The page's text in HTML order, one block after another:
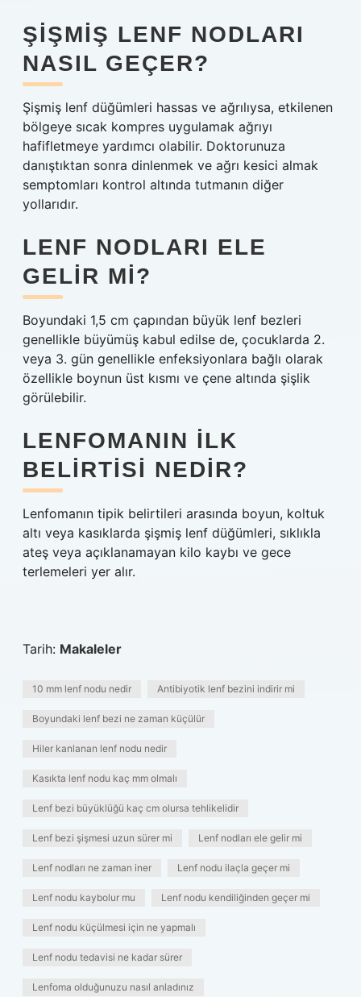
ŞIŞMIŞ LENF NODLARI
NASIL GEÇER?
Şişmiş lenf düğümleri hassas ve ağrılıysa, etkilenen
bölgeye sıcak kompres uygulamak ağrıyı
hafifletmeye yardımcı olabilir. Doktorunuza
danıştıktan sonra dinlenmek ve ağrı kesici almak
semptomları kontrol altında tutmanın diğer
yollarıdır.
LENF NODLARI ELE
GELIR MI?
Boyundaki 1,5 cm çapından büyük lenf bezleri
genellikle büyümüş kabul edilse de, çocuklarda 2.
veya 3. gün genellikle enfeksiyonlara bağlı olarak
özellikle boynun üst kısmı ve çene altında şişlik
görülebilir.
LENFOMANIN ILK
BELIRTISI NEDIR?
Lenfomanın tipik belirtileri arasında boyun, koltuk
altı veya kasıklarda şişmiş lenf düğümleri, sıklıkla
ateş veya açıklanamayan kilo kaybı ve gece
terlemeleri yer alır.
Tarih: Makaleler
10 mm lenf nodu nedir Antibiyotik lenf bezini indirir mi
Boyundaki lenf bezi ne zaman küçülür
Hiler kanlanan lenf nodu nedir
Kasıkta lenf nodu kaç mm olmalı
Lenf bezi büyüklüğü kaç cm olursa tehlikelidir
Lenf bezi şişmesi uzun sürer mi Lenf nodları ele gelir mi
Lenf nodları ne zaman iner Lenf nodu ilaçla geçer mi
Lenf nodu kaybolur mu Lenf nodu kendiliğinden geçer mi
Lenf nodu küçülmesi için ne yapmalı
Lenf nodu tedavisi ne kadar sürer
Lenfoma olduğunuzu nasıl anladınız